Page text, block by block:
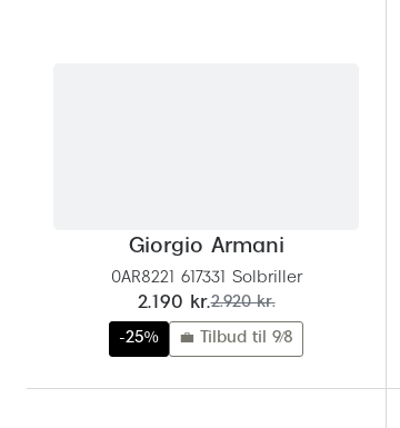
Giorgio Armani
0AR8221 617331 Solbriller
nu:
2.190 kr.før:
2.920 kr.
-25% 💼 Tilbud til 9/8